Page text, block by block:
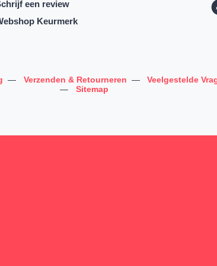
een review
Keurmerk
— Verzenden & Retourneren — Veelgestelde
—
Sitemap